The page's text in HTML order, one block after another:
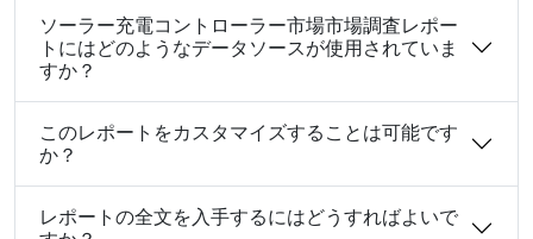
ソーラー充電コントローラー市場市場調査レポー
トにはどのようなデータソースが使用されていま
すか？
このレポートをカスタマイズすることは可能です
か？
レポートの全文を入手するにはどうすればよいで